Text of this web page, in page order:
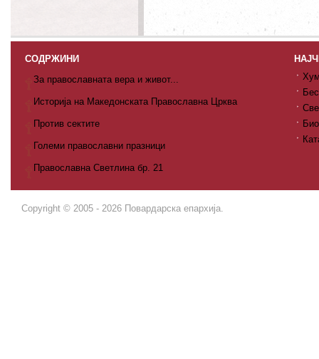
СОДРЖИНИ
За православната вера и живот...
Историја на Македонската Православна Црква
Против сектите
Големи православни празници
Православна Светлина бр. 21
Copyright © 2005 - 2026 Повардарска епархија.